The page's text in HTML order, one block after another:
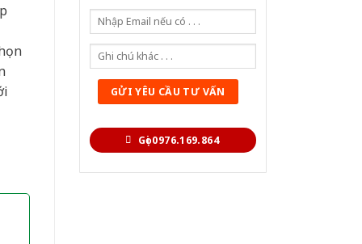
Gọi 0976.169.864